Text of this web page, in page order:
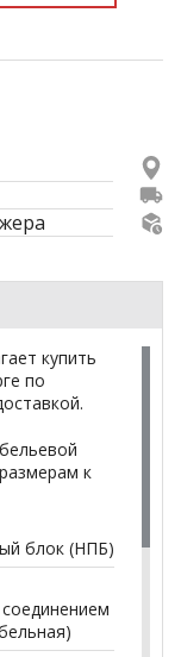
купить
по
к
блок (НПБ)